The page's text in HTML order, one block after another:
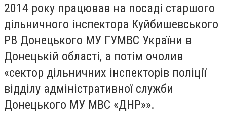
2014 року працював на посаді старшого
дільничного інспектора Куйбишевського
РВ Донецького МУ ГУМВС України в
Донецькій області, а потім очолив
«сектор дільничних інспекторів поліції
відділу адміністративної служби
Донецького МУ МВС «ДНР»».